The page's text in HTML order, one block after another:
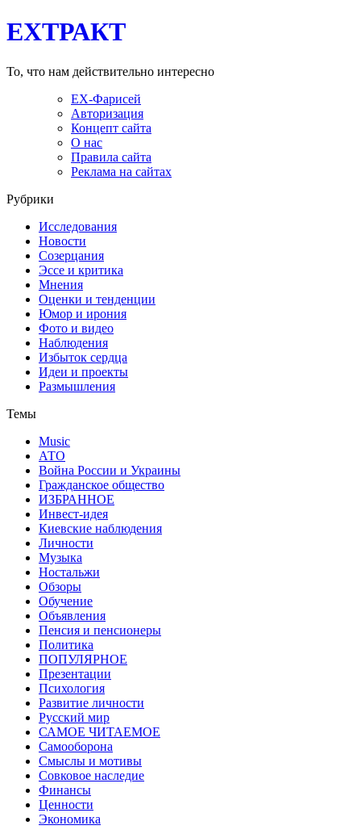
EXТРАКТ
То, что нам действительно интересно
EX-Фарисей
Авторизация
Концепт сайта
О нас
Правила сайта
Реклама на сайтах
Рубрики
Исследования
Новости
Созерцания
Эссе и критика
Мнения
Оценки и тенденции
Юмор и ирония
Фото и видео
Наблюдения
Избыток сердца
Идеи и проекты
Размышления
Темы
Music
АТО
Война России и Украины
Гражданское общество
ИЗБРАННОЕ
Инвест-идея
Киевские наблюдения
Личности
Музыка
Ностальжи
Обзоры
Обучение
Объявления
Пенсия и пенсионеры
Политика
ПОПУЛЯРНОЕ
Презентации
Психология
Развитие личности
Русский мир
САМОЕ ЧИТАЕМОЕ
Самооборона
Смыслы и мотивы
Совковое наследие
Финансы
Ценности
Экономика